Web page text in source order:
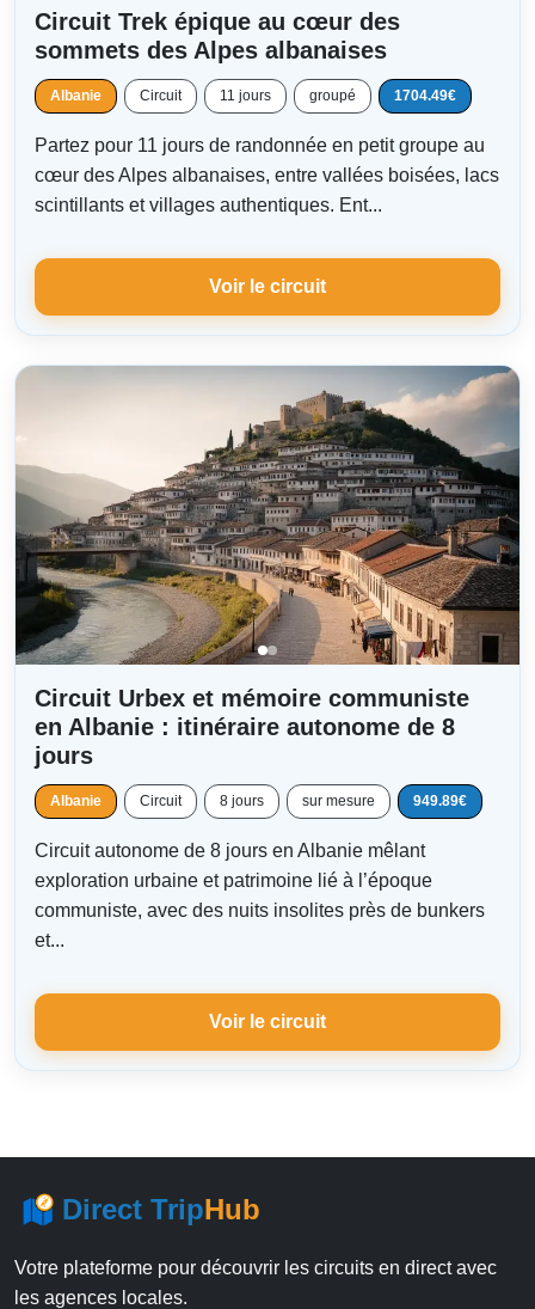
Circuit Trek épique au cœur des
sommets des Alpes albanaises
Albanie Circuit 11 jours groupé 1704.49€
Partez pour 11 jours de randonnée en petit groupe au
cœur des Alpes albanaises, entre vallées boisées, lacs
scintillants et villages authentiques. Ent...
Voir le circuit
Circuit Urbex et mémoire communiste
en Albanie : itinéraire autonome de 8
jours
Albanie Circuit 8 jours sur mesure 949.89€
Circuit autonome de 8 jours en Albanie mêlant
exploration urbaine et patrimoine lié à l’époque
communiste, avec des nuits insolites près de bunkers
et...
Voir le circuit
Direct TripHub
Votre plateforme pour découvrir les circuits en direct avec
les agences locales.